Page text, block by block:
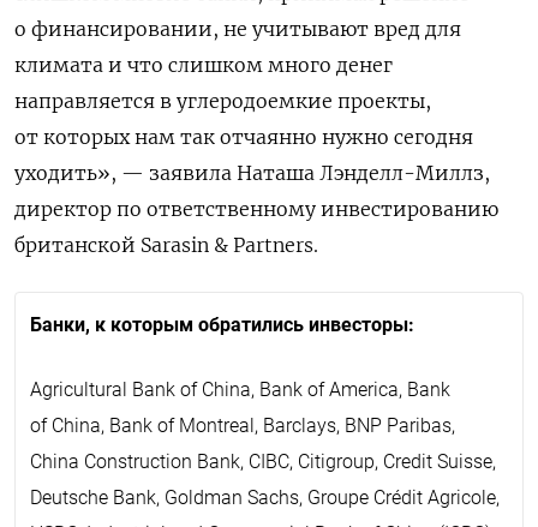
о финансировании, не учитывают вред для
климата и что слишком много денег
направляется в углеродоемкие проекты,
от которых нам так отчаянно нужно сегодня
уходить», — заявила Наташа Лэнделл-Миллз,
директор по ответственному инвестированию
британской Sarasin & Partners.
Банки, к которым обратились инвесторы:
Agricultural Bank of China, Bank of America, Bank
of China, Bank of Montreal, Barclays, BNP Paribas,
China Construction Bank, CIBC, Citigroup, Credit Suisse,
Deutsche Bank, Goldman Sachs, Groupe Crédit Agricole,